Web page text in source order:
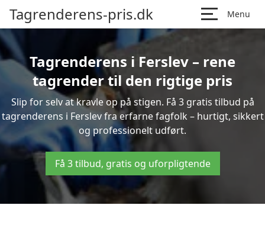
Tagrenderens-pris.dk Menu
Tagrenderens i Ferslev – rene
tagrender til den rigtige pris
Slip for selv at kravle op på stigen. Få 3 gratis tilbud på
tagrenderens i Ferslev fra erfarne fagfolk – hurtigt, sikkert
og professionelt udført.
Få 3 tilbud, gratis og uforpligtende